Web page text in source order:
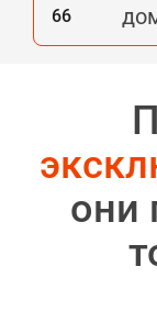
66
они